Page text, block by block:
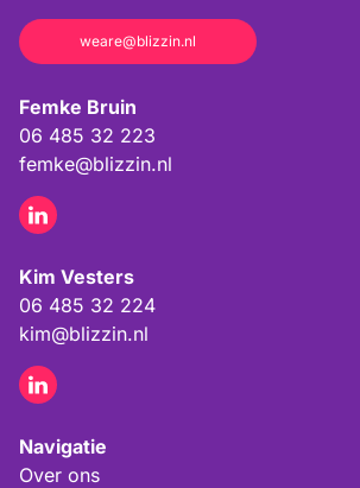
weare@blizzin.nl
Femke Bruin
06 485 32 223
femke@blizzin.nl
Kim Vesters
06 485 32 224
kim@blizzin.nl
Navigatie
Over ons